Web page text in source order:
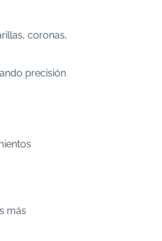
coronas,
precisión
más